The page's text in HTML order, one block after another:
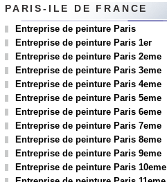
PARIS-ILE DE FRANCE
Entreprise de peinture Paris
Entreprise de peinture Paris 1er
Entreprise de peinture Paris 2eme
Entreprise de peinture Paris 3eme
Entreprise de peinture Paris 4eme
Entreprise de peinture Paris 5eme
Entreprise de peinture Paris 6eme
Entreprise de peinture Paris 7eme
Entreprise de peinture Paris 8eme
Entreprise de peinture Paris 9eme
Entreprise de peinture Paris 10eme